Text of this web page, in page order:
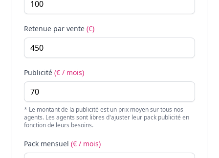
Retenue par vente (€)
Publicité (€ / mois)
* Le montant de la publicité est un prix moyen sur tous nos
agents. Les agents sont libres d'ajuster leur pack publicité en
fonction de leurs besoins.
Pack mensuel (€ / mois)